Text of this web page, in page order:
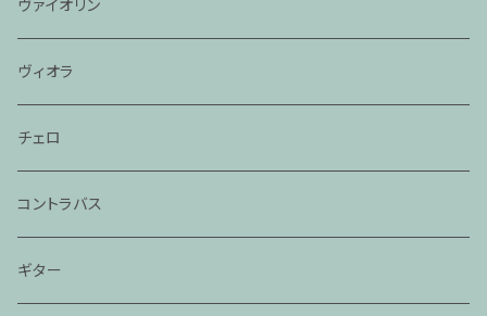
ヴァイオリン
ヴィオラ
チェロ
コントラバス
ギター